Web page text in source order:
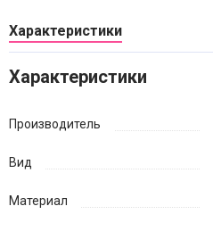
Характеристики
Характеристики
Производитель
Вид
Материал